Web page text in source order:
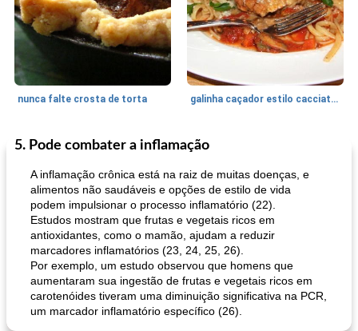
nunca falte crosta de torta galinha caçador estilo cacciatore
1470min
Feriados e Eventos
queijo festivo mergulho 'slaw'
Punch Beverage
perfurador de romã temperada
5. Pode combater a inflamação
A inflamação crônica está na raiz de muitas doenças, e
alimentos não saudáveis ​​e opções de estilo de vida
podem impulsionar o processo inflamatório (22).
Estudos mostram que frutas e vegetais ricos em
antioxidantes, como o mamão, ajudam a reduzir
marcadores inflamatórios (23, 24, 25, 26).
Por exemplo, um estudo observou que homens que
aumentaram sua ingestão de frutas e vegetais ricos em
carotenóides tiveram uma diminuição significativa na PCR,
um marcador inflamatório específico (26).